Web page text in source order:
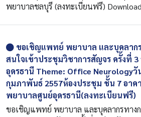
พยาบาลชลบุรี (ลงทะเบียนฟรี)
ขอเชิญแพทย์ พยาบาล และบุคลาก
สนใจเข้าประชุมวิชาการสัญจร ครั้งที่
อุดรธานี Theme: Office Neurology
กุมภาพันธ์ 2557ห้องประชุม ชั้น 7 อาคา
พยาบาลศูนย์อุดรธานี(ลงทะเบียนฟรี)
ขอเชิญแพทย์ พยาบาล และบุคลากรทาง